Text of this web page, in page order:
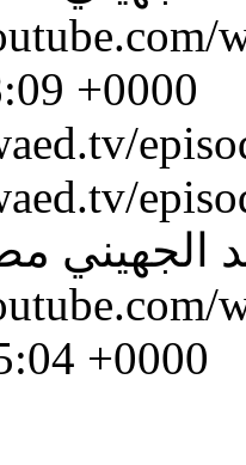
+0000
الجهيني
+0000